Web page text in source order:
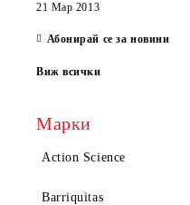
21 Мар 2013
Абонирай се за новини
Виж всички
Марки
Action Science
Barriquitas